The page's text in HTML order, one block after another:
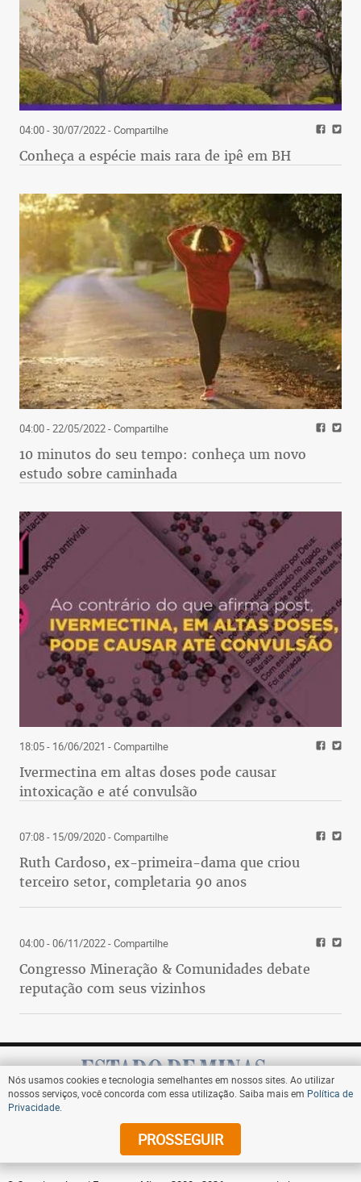
04:00 - 30/07/2022- Compartilhe
Conheça a espécie mais rara de ipê em BH
04:00 - 22/05/2022- Compartilhe
10 minutos do seu tempo: conheça um novo
estudo sobre caminhada
18:05 - 16/06/2021 - Compartilhe
Ivermectina em altas doses pode causar
intoxicação e até convulsão
07:08 - 15/09/2020- Compartilhe
Ruth Cardoso, ex-primeira-dama que criou
terceiro setor, completaria 90 anos
04:00 - 06/11/2022- Compartilhe
Congresso Mineração & Comunidades debate
reputação com seus vizinhos
Assine
Nós usamos cookies e tecnologia semelhantes em nossos sites. Ao utilizar
nossos serviços, você concorda com essa utilização. Saiba mais em Política de
Privacidade
PROSSEGUIR